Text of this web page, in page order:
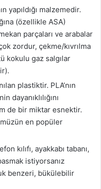
yapıldığı malzemedir.
(özellikle ASA)
parçaları ve arabalar
zordur, çekme/kıvrılma
kokulu gaz salgılar
plastiktir. PLA’nın
dayanıklılığını
de bir miktar esnektir.
en popüler
kılıfı, ayakkabı tabanı,
istiyorsanız
benzeri, bükülebilir